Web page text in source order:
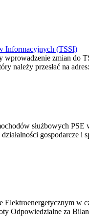
Informacyjnych (TSSI)
zmian do
należy przesłać na
służbowych
gospodarcze
w
Odpowiedzialne za